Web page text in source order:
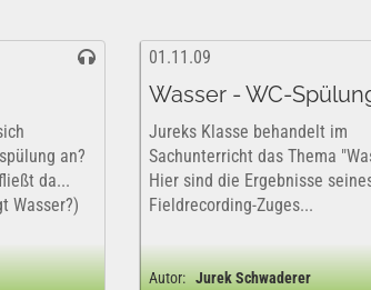
an?
da...
Wasser?)
01.11.09
Wasser - WC-
Jureks Klasse behandelt im
Sachunterricht das Thema
Hier sind die Ergebnisse
Fieldrecording-Zuges...
Autor: Jurek Schwaderer